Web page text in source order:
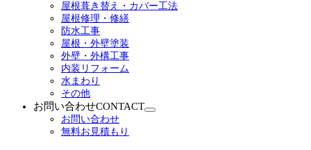
メ
ュ
ー
を
屋根葺き替え・カバー工法
屋根修理・修繕
防水工事
屋根・外壁塗装
外壁・外構工事
内装リフォーム
水まわり
その他
お問い合わせCONTACT
サ
お問い合わせ
無料お見積もり